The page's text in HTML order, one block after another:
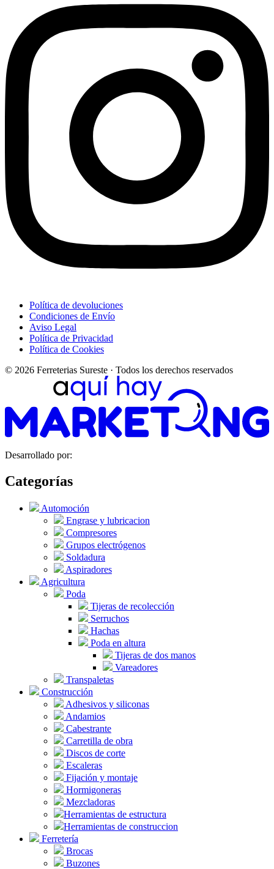
Política de devoluciones
Condiciones de Envío
Aviso Legal
Política de Privacidad
Política de Cookies
© 2026 Ferreterias Sureste · Todos los derechos reservados
Desarrollado por:
Categorías
Automoción
Engrase y lubricacion
Compresores
Grupos electrógenos
Soldadura
Aspiradores
Agricultura
Poda
Tijeras de recolección
Serruchos
Hachas
Poda en altura
Tijeras de dos manos
Vareadores
Transpaletas
Construcción
Adhesivos y siliconas
Andamios
Cabestrante
Carretilla de obra
Discos de corte
Escaleras
Fijación y montaje
Hormigoneras
Mezcladoras
Herramientas de estructura
Herramientas de construccion
Ferretería
Brocas
Buzones